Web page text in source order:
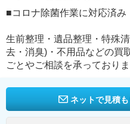
■コロナ除菌作業に対応済み
生前整理・遺品整理・特殊
去・消臭)・不用品などの買
ごとやご相談を承っておりま
ネットで見積